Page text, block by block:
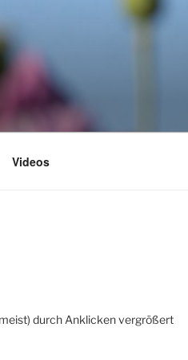
Videos
durch Anklicken vergrößert